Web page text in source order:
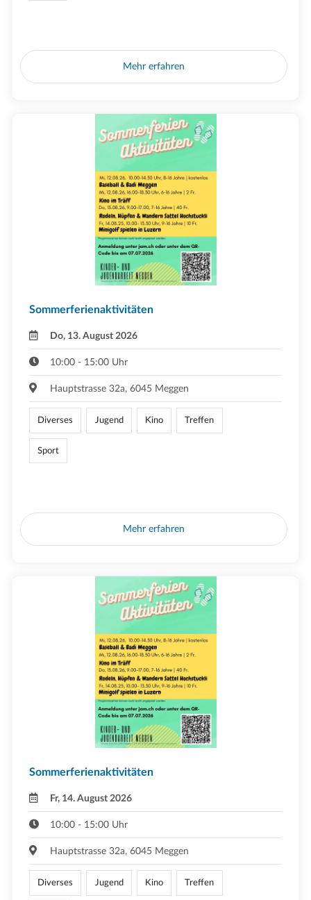
Mehr erfahren
Sommerferienaktivitäten
Do, 13. August 2026
10:00 - 15:00 Uhr
Hauptstrasse 32a, 6045 Meggen
Diverses Jugend Kino Treffen
Sport
Mehr erfahren
Sommerferienaktivitäten
Fr, 14. August 2026
10:00 - 15:00 Uhr
Hauptstrasse 32a, 6045 Meggen
Diverses Jugend Kino Treffen